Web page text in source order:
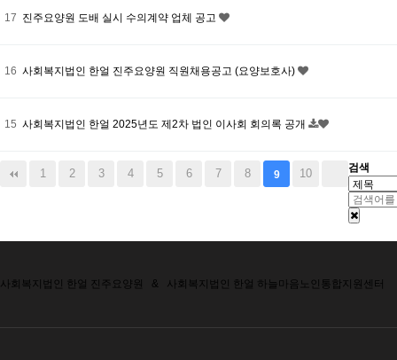
17 진주요양원 도배 실시 수의계약 업체 공고
16 사회복지법인 한얼 진주요양원 직원채용공고 (요양보호사)
15 사회복지법인 한얼 2025년도 제2차 법인 이사회 회의록 공개
1 2 3 4 5 6 7 8 9 10 검색
사회복지법인 한얼 진주요양원 & 사회복지법인 한얼 하늘마음노인통합지원센터